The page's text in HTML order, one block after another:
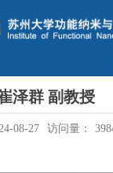
泽群 副教授
08-27 访问量：